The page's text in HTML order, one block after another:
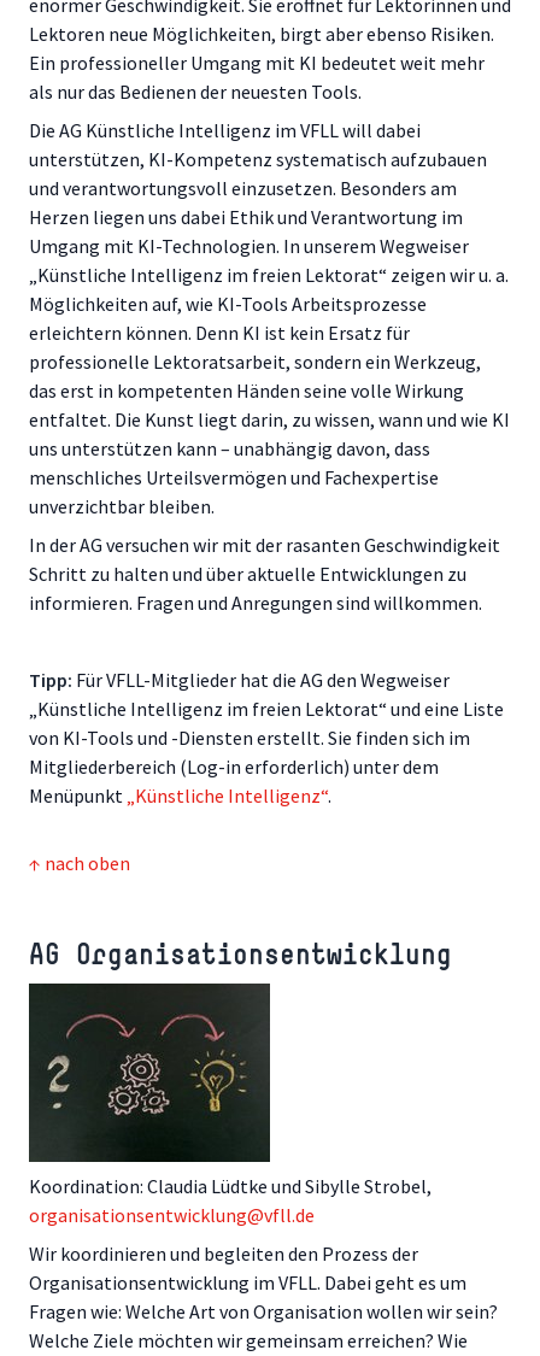
enormer Geschwindigkeit. Sie eröffnet für Lektorinnen und
Lektoren neue Möglichkeiten, birgt aber ebenso Risiken.
Ein professioneller Umgang mit KI bedeutet weit mehr
als nur das Bedienen der neuesten Tools.
Die AG Künstliche Intelligenz im VFLL will dabei
unterstützen, KI-Kompetenz systematisch aufzubauen
und verantwortungsvoll einzusetzen. Besonders am
Herzen liegen uns dabei Ethik und Verantwortung im
Umgang mit KI-Technologien. In unserem Wegweiser
„Künstliche Intelligenz im freien Lektorat“ zeigen wir u. a.
Möglichkeiten auf, wie KI-Tools Arbeitsprozesse
erleichtern können. Denn KI ist kein Ersatz für
professionelle Lektoratsarbeit, sondern ein Werkzeug,
das erst in kompetenten Händen seine volle Wirkung
entfaltet. Die Kunst liegt darin, zu wissen, wann und wie KI
uns unterstützen kann – unabhängig davon, dass
menschliches Urteilsvermögen und Fachexpertise
unverzichtbar bleiben.
In der AG versuchen wir mit der rasanten Geschwindigkeit
Schritt zu halten und über aktuelle Entwicklungen zu
informieren. Fragen und Anregungen sind willkommen.
Tipp: Für VFLL-Mitglieder hat die AG den Wegweiser
„Künstliche Intelligenz im freien Lektorat“ und eine Liste
von KI-Tools und -Diensten erstellt. Sie finden sich im
Mitgliederbereich (Log-in erforderlich) unter dem
Menüpunkt „Künstliche Intelligenz“.
↑ nach oben
AG Organisationsentwicklung
Koordination: Claudia Lüdtke und Sibylle Strobel,
organisationsentwicklung@vfll.de
Wir koordinieren und begleiten den Prozess der
Organisationsentwicklung im VFLL. Dabei geht es um
Fragen wie: Welche Art von Organisation wollen wir sein?
Welche Ziele möchten wir gemeinsam erreichen? Wie